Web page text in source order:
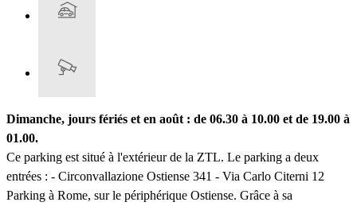
Dimanche, jours fériés et en août : de 06.30 à 10.00 et de 19.00 à
01.00.
Ce parking est situé à l'extérieur de la ZTL. Le parking a deux
entrées : - Circonvallazione Ostiense 341 - Via Carlo Citerni 12
Parking à Rome, sur le périphérique Ostiense. Grâce à sa